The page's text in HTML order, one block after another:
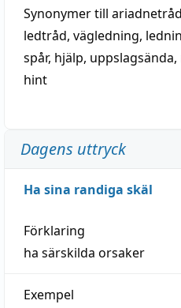
Synonymer till ariadnetråd
ledtråd, vägledning,
spår, hjälp, uppslagsända
hint
Dagens uttryck
Ha sina randiga skäl
Förklaring
ha särskilda orsaker
Exempel